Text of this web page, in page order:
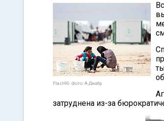
Flash90. Фото: А.Джабр
затруднена из-за